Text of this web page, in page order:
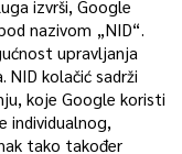
izvrši, Google
nazivom „NID“.
upravljanja
NID kolačić sadrži
koje Google koristi
individualnog,
tako također